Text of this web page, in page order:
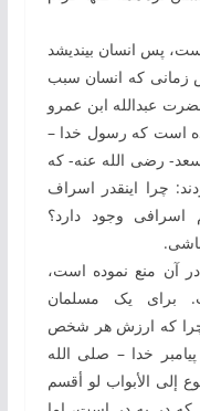
پس انسان بیندیشد
زمانی‏ که انسان سبب
عبدالله ابن عمرو
است که رسول خدا –
رضی الله عنه- که
چرا این‏قدر اسراف
وجود دارد؟
آن منع نموده است،
برای یک مسلمان
که ارزش هر شخص
خدا – صلی الله
إلی الأبواب لو أقسم